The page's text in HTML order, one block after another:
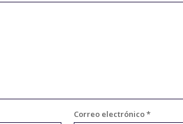
Correo electrónico*